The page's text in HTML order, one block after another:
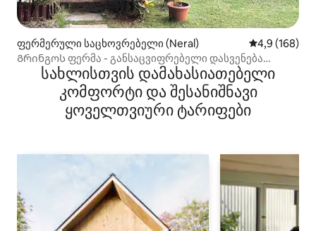
ფერმერული საცხოვრებელი (Neral) საშუალო
4,9 (168)
Გრინგოს ფერმა - განსაცვიფრებელი დასვენება
ქალაქგარეთ
სახლისთვის დამახასიათებელი
კომფორტი და შესანიშნავი
ყოველთვიური ტარიფები